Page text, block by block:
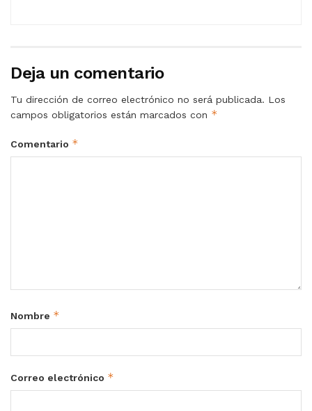
Deja un comentario
Tu dirección de correo electrónico no será publicada. Los
campos obligatorios están marcados con *
Comentario *
Nombre *
Correo electrónico *